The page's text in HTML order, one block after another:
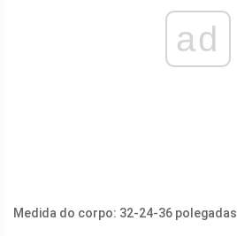
ad
Medida do corpo: 32-24-36 polegadas